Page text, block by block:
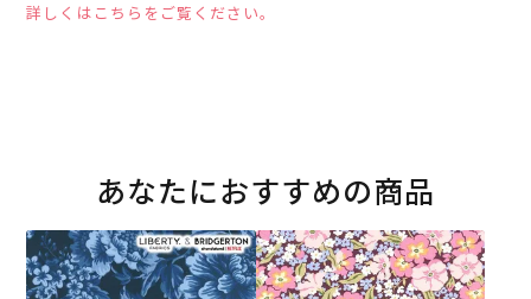
詳しくはこちらをご覧ください。
あなたにおすすめの商品